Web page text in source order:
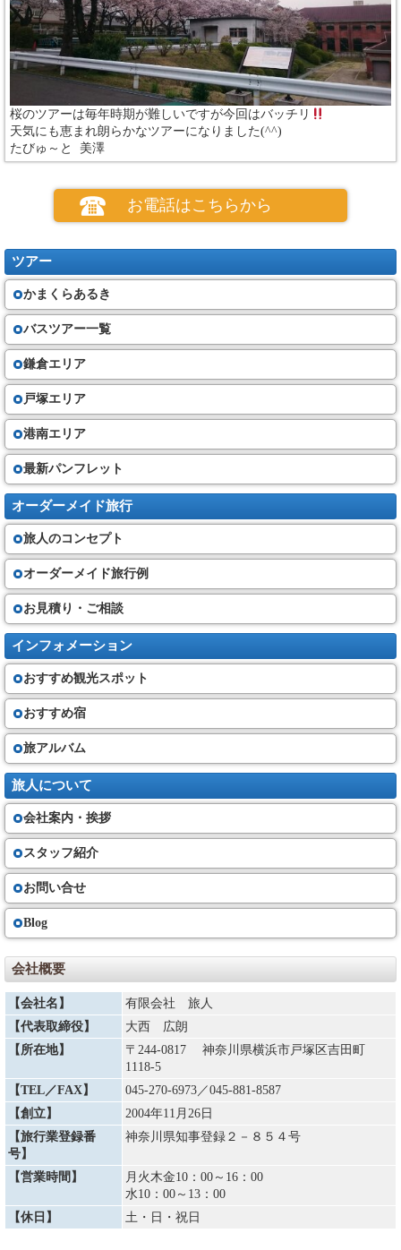
桜のツアーは毎年時期が難しいですが今回はバッチリ
天気にも恵まれ朗らかなツアーになりました(^^)
たびゅ～と 美澤
お電話はこちらから
ツアー
かまくらあるき
バスツアー一覧
鎌倉エリア
戸塚エリア
港南エリア
最新パンフレット
オーダーメイド旅行
旅人のコンセプト
オーダーメイド旅行例
お見積り・ご相談
インフォメーション
おすすめ観光スポット
おすすめ宿
旅アルバム
旅人について
会社案内・挨拶
スタッフ紹介
お問い合せ
Blog
会社概要
【会社名】
有限会社 旅人
【代表取締役】
大西 広朗
【所在地】
〒244-0817 神奈川県横浜市戸塚区吉田町
1118-5
【TEL／FAX】
045-270-6973／045-881-8587
【創立】
2004年11月26日
【旅行業登録番
号】
神奈川県知事登録２－８５４号
【営業時間】
月火木金10：00～16：00
水10：00～13：00
【休日】
土・日・祝日